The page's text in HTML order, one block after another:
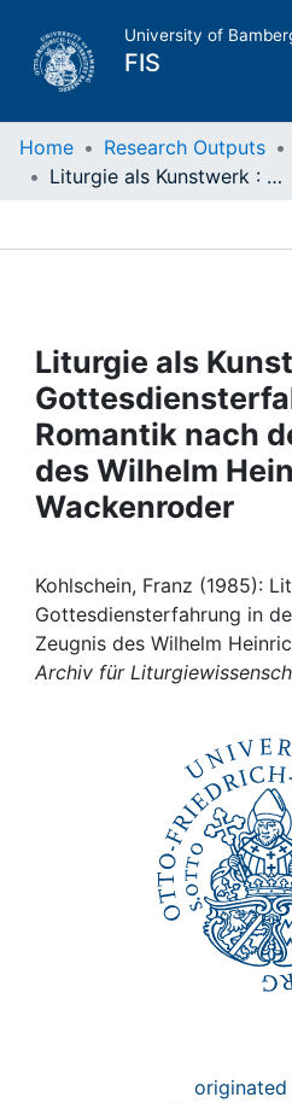
University of
FIS
Home
Projects
People
Institutions
My FIS
Help
Home Research Outputs
Liturgie als Kunstwerk : Gottesdiensterfahrung in der Romantik nach dem Zeugnis des Wilhelm Heinrich Wackenroder
Liturgie als
Romantik nach
des Wilhelm
Wackenroder
Kohlschein, Franz (1985):
Gottesdiensterfahrung in
Zeugnis des Wilhelm
Archiv für